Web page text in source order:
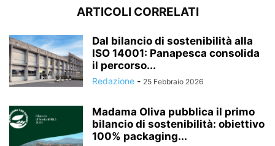
ARTICOLI CORRELATI
Dal bilancio di sostenibilità alla
ISO 14001: Panapesca consolida
il percorso...
Redazione - 25 Febbraio 2026
Madama Oliva pubblica il primo
bilancio di sostenibilità: obiettivo
100% packaging...